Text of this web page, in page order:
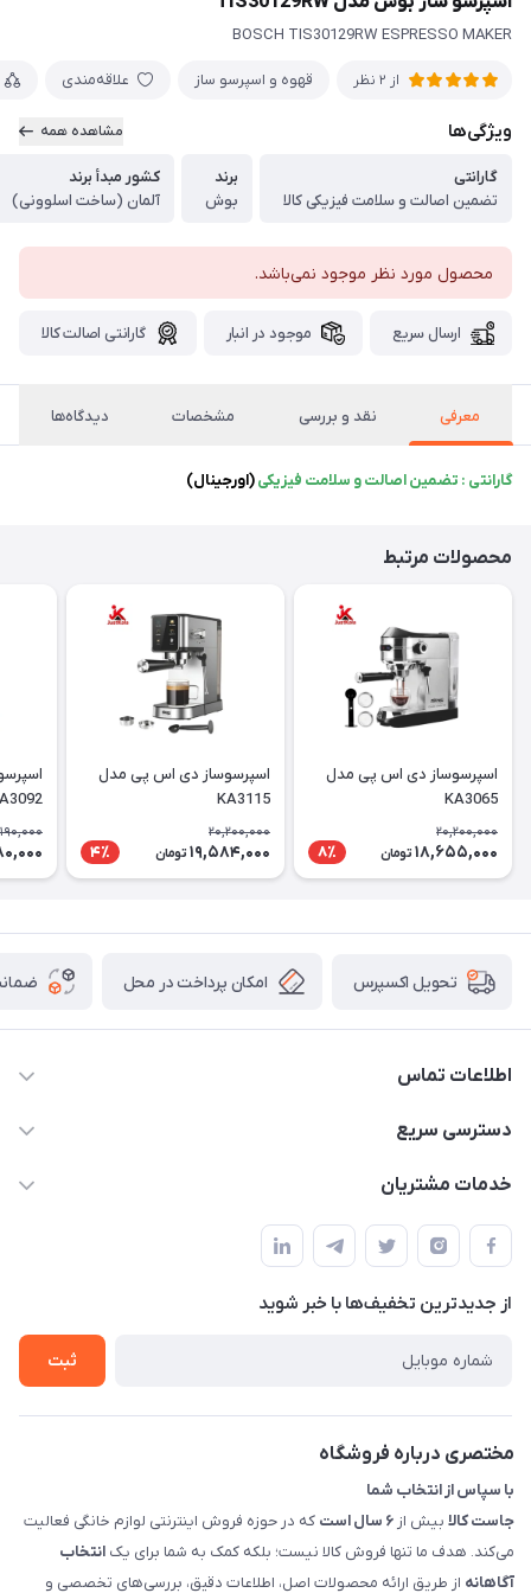
BOSCH TIS30129RW ESPRESSO MAKER
از 2 نظر قهوه و اسپرسو ساز علاقه‌مندی
ویژگی‌ها مشاهده همه
گارانتی
تضمین اصالت و سلامت فیزیکی کالا
برند
بوش
کشور مبدأ برند
آلمان (ساخت اسلوونی)
محصول مورد نظر موجود نمی‌باشد.
ارسال سریع موجود در انبار گارانتی اصالت کالا
معرفی نقد و بررسی مشخصات دیدگاه‌ها
گارانتی : تضمین اصالت و سلامت فیزیکی(اورجینال)
محصولات مرتبط
اسپرسوساز دی اس پی مدل
KA3065
20,200,000
18,655,000 تومان 8٪
اسپرسوساز دی اس پی مدل
KA3115
20,200,000
19,584,000 تومان 4٪
تحویل اکسپرس امکان پرداخت در محل
اطلاعات تماس
09398557137
سمت چپ (فروشگاه صوتی عباسی) - "تحویل حضوری فقط با
هماهنگی"
دسترسی سریع
لیست محصولات
حساب کاربری
تماس با ما
خدمات مشتریان
راهنما
پرسش های شما
شرایط و ضوابط گارانتی
روش های بازگرداندن کالا
از جدید‌ترین تخفیف‌ها با‌ خبر شوید
ثبت
مختصری درباره فروشگاه
با سپاس از انتخاب شما
جاست کالا بیش از ۶ سال است
که در حوزه فروش اینترنتی لوازم خانگی فعالیت
می‌کند. هدف ما تنها فروش کالا نیست؛ بلکه کمک به شما برای یک انتخاب
آگاهانه از طریق ارائه محصولات اصل، اطلاعات دقیق، بررسی‌های تخصصی و